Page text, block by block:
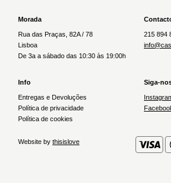
Morada
Rua das Praças, 82A / 78
Lisboa
De 3a a sábado das 10:30 às 19:00h
215 894
Info
Entregas e Devoluções
Política de privacidade
Política de cookies
Siga-
Website by thisislove